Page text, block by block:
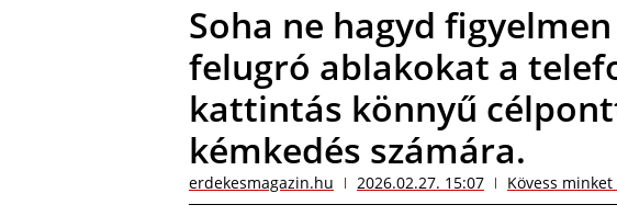
Soha ne hagyd
felugró ablakokat a
kattintás könnyű
kémkedés számára.
erdekesmagazin.hu 2026.02.27. 15:07 Kövess